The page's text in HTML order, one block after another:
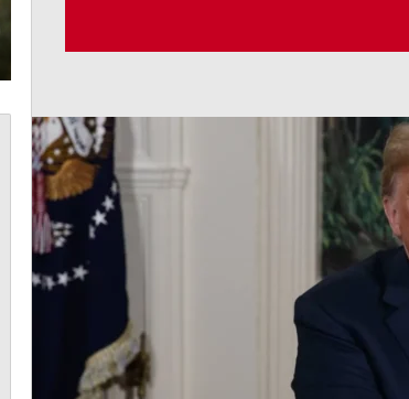
جعجع: لبنان لن يعود إلى الوراء